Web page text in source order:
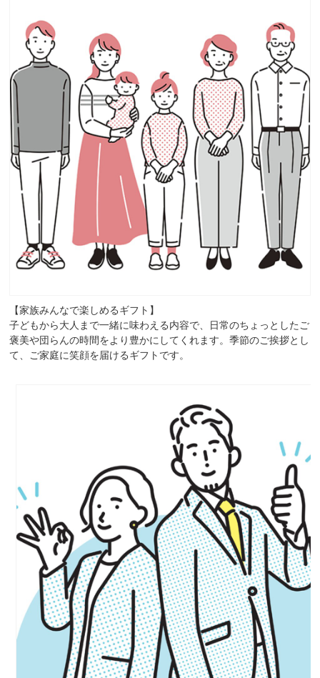
【家族みんなで楽しめるギフト】
子どもから大人まで一緒に味わえる内容で、日常のちょっとしたご
褒美や団らんの時間をより豊かにしてくれます。季節のご挨拶とし
て、ご家庭に笑顔を届けるギフトです。